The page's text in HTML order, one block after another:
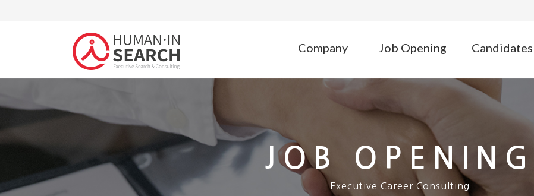
Company Job Opening Candidates
JOB OPENING
Executive Career Consulting